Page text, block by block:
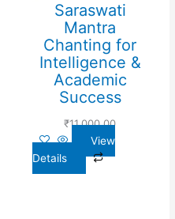
Saraswati
Mantra
Chanting for
Intelligence &
Academic
Success
₹11,000.00
View
Details